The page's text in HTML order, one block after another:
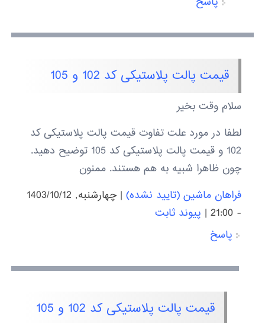
قیمت پالت پلاستیکی کد 102 و 105
سلام وقت بخیر
لطفا در مورد علت تفاوت قیمت پالت پلاستیکی کد
102 و قیمت پالت پلاستیکی کد 105 توضیح دهید.
چون ظاهرا شبیه به هم هستند. ممنون
فراهان ماشین (تایید نشده)|
چهارشنبه, 1403/10/12
- 21:00
| پیوند ثابت
پاسخ
قیمت پالت پلاستیکی کد 102 و 105